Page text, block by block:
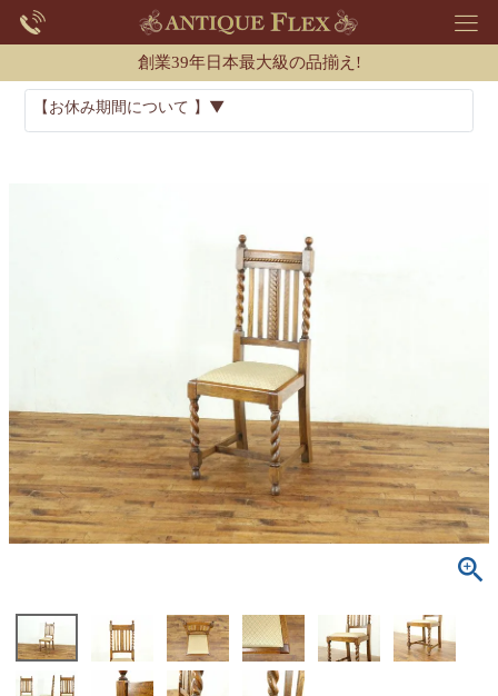
創業39年日本最大級の品揃え!
【お休み期間について 】▼